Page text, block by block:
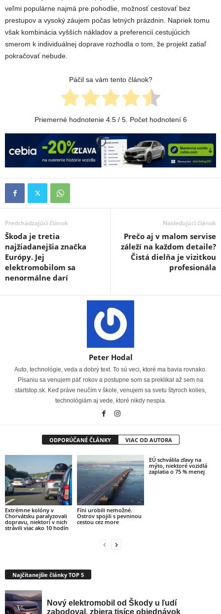
veľmi populárne najmä pre pohodlie, možnosť cestovať bez
prestupov a vysoký záujem počas letných prázdnin. Napriek tomu
však kombinácia vyšších nákladov a preferencií cestujúcich
smerom k individuálnej doprave rozhodla o tom, že projekt zatiaľ
pokračovať nebude.
Páčil sa vám tento článok?
Priemerné hodnotenie 4.5/ 5. Počet hodnotení 6
Predchádzajúci článok
Škoda je tretia
najžiadanejšia značka
Európy. Jej
elektromobilom sa
nenormálne darí
Nasledujúci článok
Prečo aj v malom servise
záleží na každom detaile?
Čistá dielňa je vizitkou
profesionála
Peter Hodal
Auto, technológie, veda a dobrý text. To sú veci, ktoré ma bavia rovnako.
Písaniu sa venujem päť rokov a postupne som sa preklikal až sem na
startstop.sk. Keď práve neučím v škole, venujem sa svetu štyroch kolies,
technológiám aj vede, ktoré nikdy nespia.
ODPORÚČANÉ ČLÁNKY VIAC OD AUTORA
Extrémne kolóny v
Chorvátsku paralyzovali
dopravu, niektorí v nich
strávili viac ako 10 hodín
Fíni urobili nemožné.
Ostrov spojili s pevninou
cestou cez more
EÚ schválila zľavy na
mýto, niektoré vozidlá
zaplatia o 75 % menej
Najčítanejšie články TOP 5